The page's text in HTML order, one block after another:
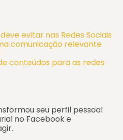
evitar nas Redes Sociais
comunicação relevante
conteúdos para as redes
seu perfil pessoal
no Facebook e